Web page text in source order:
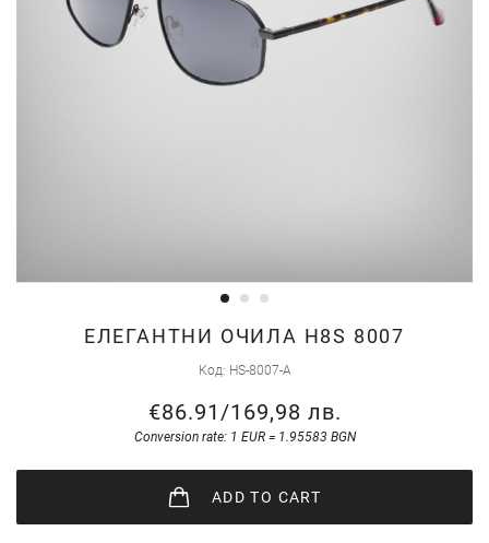
ЕЛЕГАНТНИ ОЧИЛА H8S 8007
Код HS-8007-A
€86.91/169,98 лв.
Conversion rate: 1 EUR = 1.95583 BGN
ADD TO CART